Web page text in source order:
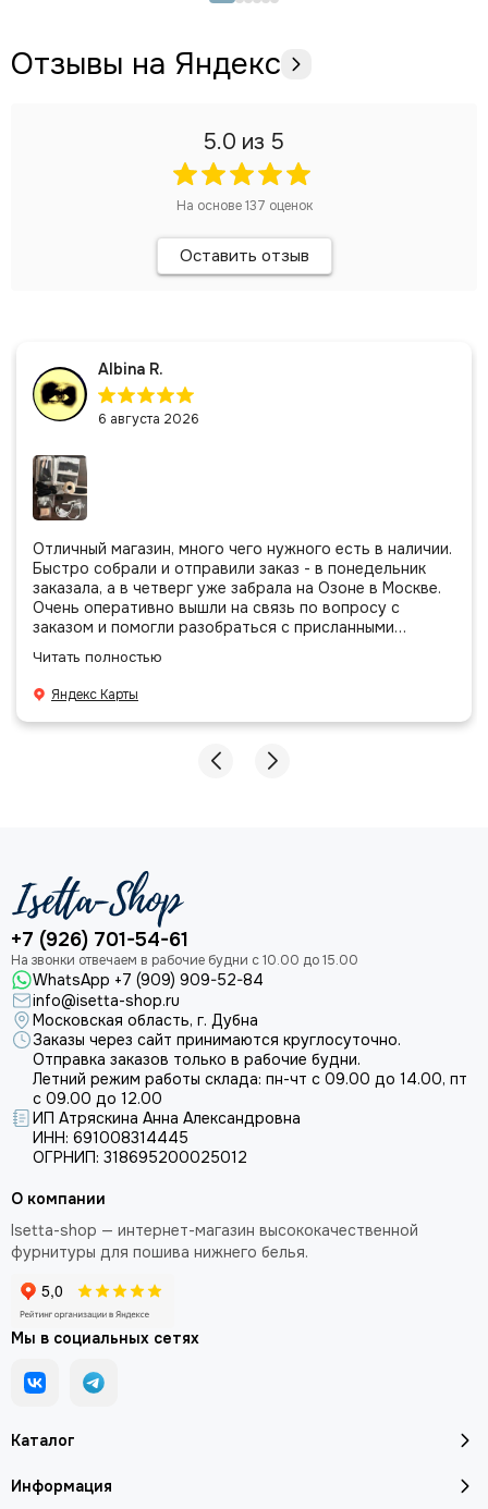
Отзывы на Яндекс
5.0 из 5
На основе137 оценок
Оставить отзыв
Albina R.
6 августа 2026
Отличный магазин, много чего нужного есть в наличии.
Быстро собрали и отправили заказ - в понедельник
заказала, а в четверг уже забрала на Озоне в Москве.
Очень оперативно вышли на связь по вопросу с
заказом и помогли разобраться с присланными
даже есть подарочек, очень приятно. Спасибо
большое команде!
Читать полностью
Яндекс Карты
+7 (926) 701-54-61
WhatsApp +7 (909) 909-52-84
info@isetta-shop.ru
Московская область, г. Дубна
Заказы через сайт принимаются круглосуточно.
Отправка заказов только в рабочие будни.
Летний режим работы склада: пн-чт с 09.00 до 14.00, пт
с 09.00 до 12.00
ИП Атряскина Анна Александровна
ИНН: 691008314445
ОГРНИП: 318695200025012
Каталог
Информация
О компании
Isetta-shop — интернет-магазин высококачественной
фурнитуры для пошива нижнего белья.
Мы в социальных сетях